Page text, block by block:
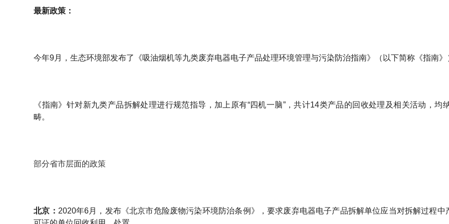
最新政策：
今年9月，生态环境部发布了《吸油烟机等九类废弃电器电子产品处理环境管理与污染防治指南》（以下简称《指南
《指南》针对新九类产品拆解处理进行规范指导，加上原有“四机一脑”，共计14类产品的回收处理及相关活动，
畴。
部分省市层面的政策
北京： 2020年6月，发布《北京市危险废物污染环境防治条例》，要求废弃电器电子产品拆解单位应当对拆解过程